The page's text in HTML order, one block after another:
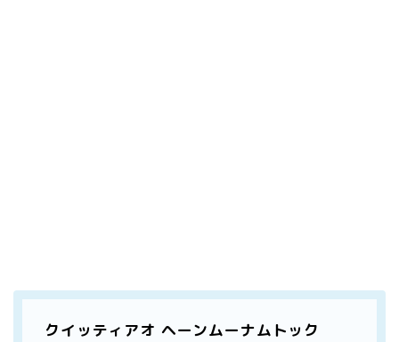
クイッティアオ ヘーンムーナムトック